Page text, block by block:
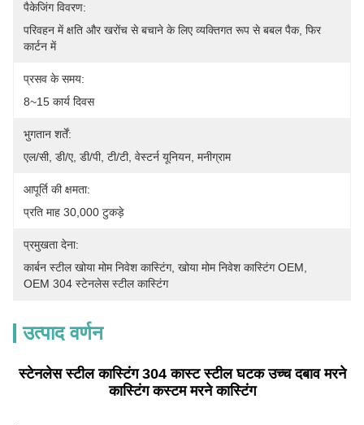
पैकेजिंग विवरण:
परिवहन में क्षति और खरोंच से बचाने के लिए व्यक्तिगत रूप से बबल पैक, फिर
कार्टन में
प्रसव के समय:
8~15 कार्य दिवस
भुगतान शर्तें:
एल/सी, डी/ए, डी/पी, टी/टी, वेस्टर्न यूनियन, मनीग्राम
आपूर्ति की क्षमता:
प्रति माह 30,000 टुकड़े
प्रमुखता देना:
कार्बन स्टील खोया मोम निवेश कास्टिंग, खोया मोम निवेश कास्टिंग OEM
OEM 304 स्टेनलेस स्टील कास्टिंग
उत्पाद वर्णन
स्टेनलेस स्टील कास्टिंग 304 कास्ट स्टील घटक उच्च दबाव मरने
कास्टिंग कस्टम मरने कास्टिंग